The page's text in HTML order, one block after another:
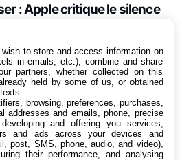
: Apple critique le silence
judiciaire, Apple dit n'avoir
de Jon Prosser
le procès visant la…
wish to store and access information on
in emails, etc.), combine and share
partners, whether collected on this
held by some of us, or obtained
browsing, preferences, purchases,
addresses and emails, phone, precise
and offering you services,
and ads across your devices and
post, SMS, phone, audio, and video),
their performance, and analysing